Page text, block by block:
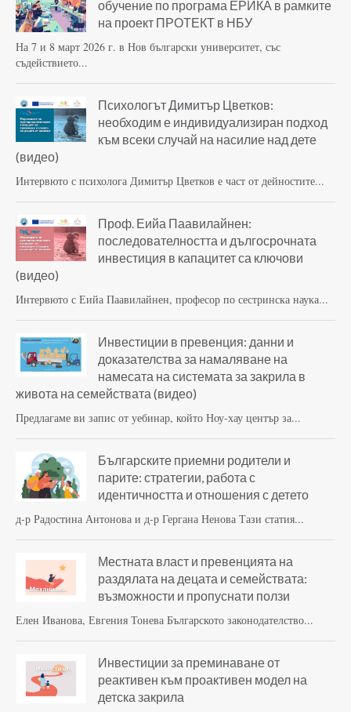
обучение по програма ЕРИКА в рамките
на проект ПРОТЕКТ в НБУ
На 7 и 8 март 2026 г. в Нов български университет, със
съдействието...
Психологът Димитър Цветков:
необходим е индивидуализиран подход
към всеки случай на насилие над дете
(видео)
Интервюто с психолога Димитър Цветков е част от дейностите...
Проф. Еийа Паавилайнен:
последователността и дългосрочната
инвестиция в капацитет са ключови
(видео)
Интервюто с Еийа Паавилайнен, професор по сестринска наука...
Инвестиции в превенция: данни и
доказателства за намаляване на
намесата на системата за закрила в
живота на семействата (видео)
Предлагаме ви запис от уебинар, който Ноу-хау център за...
Българските приемни родители и
парите: стратегии, работа с
идентичността и отношения с детето
д-р Радостина Антонова и д-р Гергана Ненова Тази статия...
Местната власт и превенцията на
раздялата на децата и семействата:
възможности и пропуснати ползи
Елен Иванова, Евгения Тонева Българското законодателство...
Инвестиции за преминаване от
реактивен към проактивен модел на
детска закрила